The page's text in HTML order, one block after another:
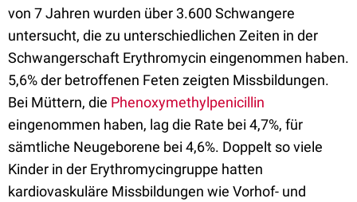
von 7 Jahren wurden über 3.600 Schwangere
untersucht, die zu unterschiedlichen Zeiten in der
Schwangerschaft Erythromycin eingenommen haben.
5,6% der betroffenen Feten zeigten Missbildungen.
Bei Müttern, die Phenoxymethylpenicillin
eingenommen haben, lag die Rate bei 4,7%, für
sämtliche Neugeborene bei 4,6%. Doppelt so viele
Kinder in der Erythromycingruppe hatten
kardiovaskuläre Missbildungen wie Vorhof- und